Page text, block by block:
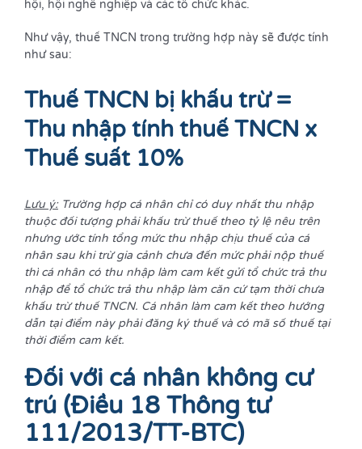
hội, hội nghề nghiệp và các tổ chức khác.
Như vậy, thuế TNCN trong trường hợp này sẽ được tính
như sau:
Thuế TNCN bị khấu trừ =
Thu nhập tính thuế TNCN x
Thuế suất 10%
Lưu ý:Trường hợp cá nhân chỉ có duy nhất thu nhập
thuộc đối tượng phải khấu trừ thuế theo tỷ lệ nêu trên
nhưng ước tính tổng mức thu nhập chịu thuế của cá
nhân sau khi trừ gia cảnh chưa đến mức phải nộp thuế
thì cá nhân có thu nhập làm cam kết gửi tổ chức trả thu
nhập để tổ chức trả thu nhập làm căn cứ tạm thời chưa
khấu trừ thuế TNCN. Cá nhân làm cam kết theo hướng
dẫn tại điểm này phải đăng ký thuế và có mã số thuế tại
thời điểm cam kết.
Đối với cá nhân không cư
trú (Điều 18 Thông tư
111/2013/TT-BTC)